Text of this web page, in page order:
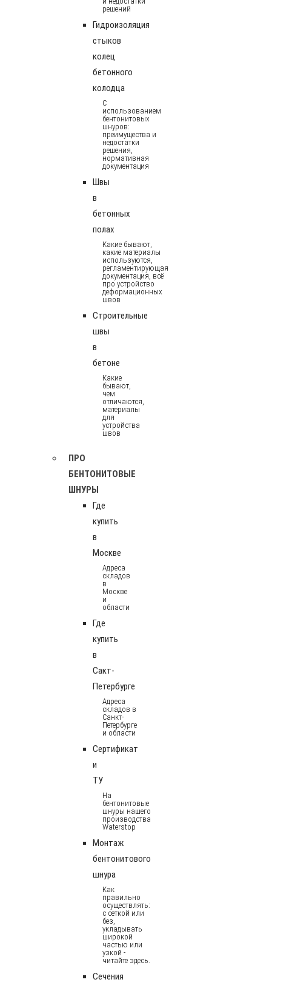
решений
Гидроизоляция
стыков
колец
бетонного
колодца
С
использованием
бентонитовых
шнуров:
преимущества и
недостатки
решения,
нормативная
документация
Швы
в
бетонных
полах
Какие бывают,
какие материалы
используются,
регламентирующая
документация, всё
про устройство
деформационных
швов
Строительные
швы
в
бетоне
Какие
бывают,
чем
отличаются,
материалы
для
устройства
швов
ПРО
БЕНТОНИТОВЫЕ
ШНУРЫ
Где
купить
в
Москве
Адреса
складов
в
Москве
и
области
Где
купить
в
Сакт-
Петербурге
Адреса
складов в
Санкт-
Петербурге
и области
Сертификат
и
ТУ
На
бентонитовые
шнуры нашего
производства
Waterstop
Монтаж
бентонитового
шнура
Как
правильно
осуществлять:
с сеткой или
без,
укладывать
широкой
частью или
узкой -
читайте здесь.
Сечения